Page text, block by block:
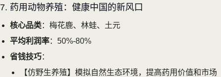
7. 药用动物养殖：健康中国的新风口
核心品类：梅花鹿、林蛙、土元
平均利润率：50%-80%
省钱技巧：
【仿野生养殖】模拟自然生态环境，提高药用价值和市场